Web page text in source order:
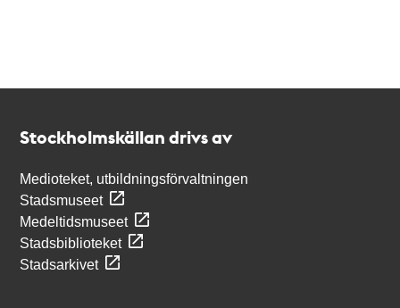
Stockholmskällan drivs av
Medioteket, utbildningsförvaltningen
Stadsmuseet
Medeltidsmuseet
Stadsbiblioteket
Stadsarkivet